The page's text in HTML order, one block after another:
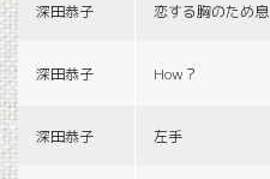
深田恭子 恋する胸のため息
深田恭子 How？
深田恭子 左手